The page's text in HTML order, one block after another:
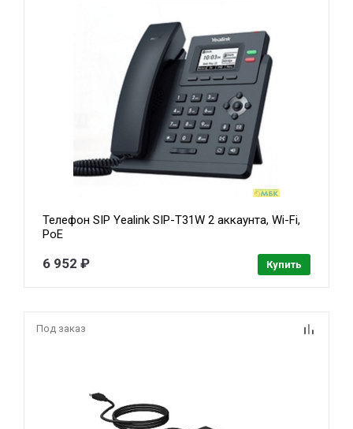
Телефон SIP Yealink SIP-T31W 2 аккаунта, Wi-Fi,
PoE
6 952 ₽ Купить
Под заказ